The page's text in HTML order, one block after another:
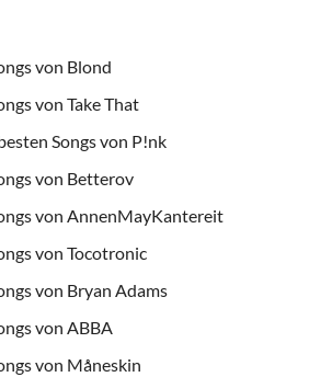
von Blond
von Take That
Songs von P!nk
von Betterov
von AnnenMayKantereit
von Tocotronic
von Bryan Adams
von ABBA
von Måneskin